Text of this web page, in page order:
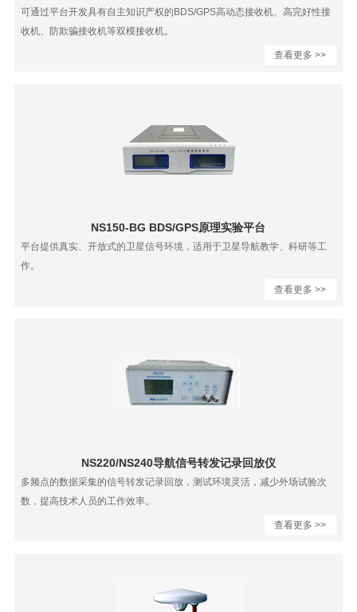
可通过平台开发具有自主知识产权的BDS/GPS高动态接收机、高完好性接
收机、防欺骗接收​机等双模接收机。
查看更多 >>
NS150-BG BDS/GPS原理实验平台
平台提供真实、开放式的卫星信号环境，适用于卫星导航教学、科研等工
作。
查看更多 >>
NS220/NS240导航信号转发记录回放仪
多频点的数据采集的信号转发记录回放，测试环境灵活，减少外场试验次
数，提高技术人员的工作效率。
查看更多 >>